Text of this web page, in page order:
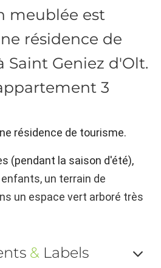
meublée est
résidence de
Saint Geniez d'Olt.
3
résidence de tourisme.
(pendant la saison d'été),
un terrain de
un espace vert arboré très
&Labels